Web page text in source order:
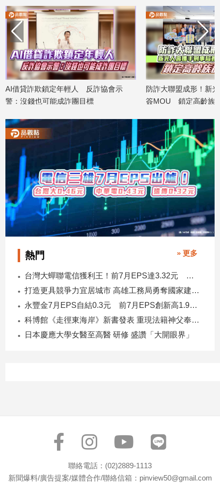
戲
運
動
物
Pet
影
專
區
合
作
媒
體
投
的
觀
點】
AI借貸詐欺鎖定年輕人 反詐協會示
警：沒錢也可能成詐團目標
防詐大聯盟成形！新
簽MOU 鎖定高齡族
熱門 » 更多
台灣大蟬聯電信獲利王！前7月EPS達3.32元 中華電3.11、遠傳2.46元
打造更具競爭力宜居城市 高雄工務局勇奪國家建築界9大獎
永豐金7月EPS自結0.3元 前7月EPS創新高1.96元！
科博館《走徑東海岸》新書發表 重現法籍神父奉獻足跡與歷史日記
日本慶應大學女醫至高醫 研修 盛讚「大開眼界」
聯絡電話：(02)2889-1113
新聞爆料/廣告提案/媒體合作/聯絡信箱：pinview50@gmail.com